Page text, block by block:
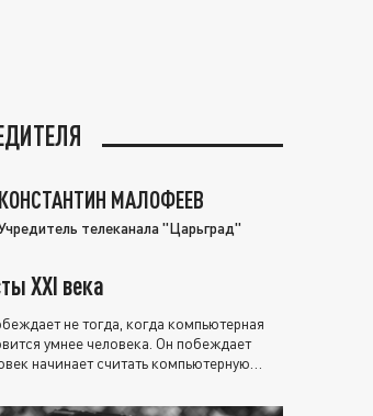
КОНСТАНТИН МАЛОФЕЕВ
телеканала "Царьград"
XXI века
не тогда, когда компьютерная
умнее человека. Он побеждает
начинает считать компьютерную